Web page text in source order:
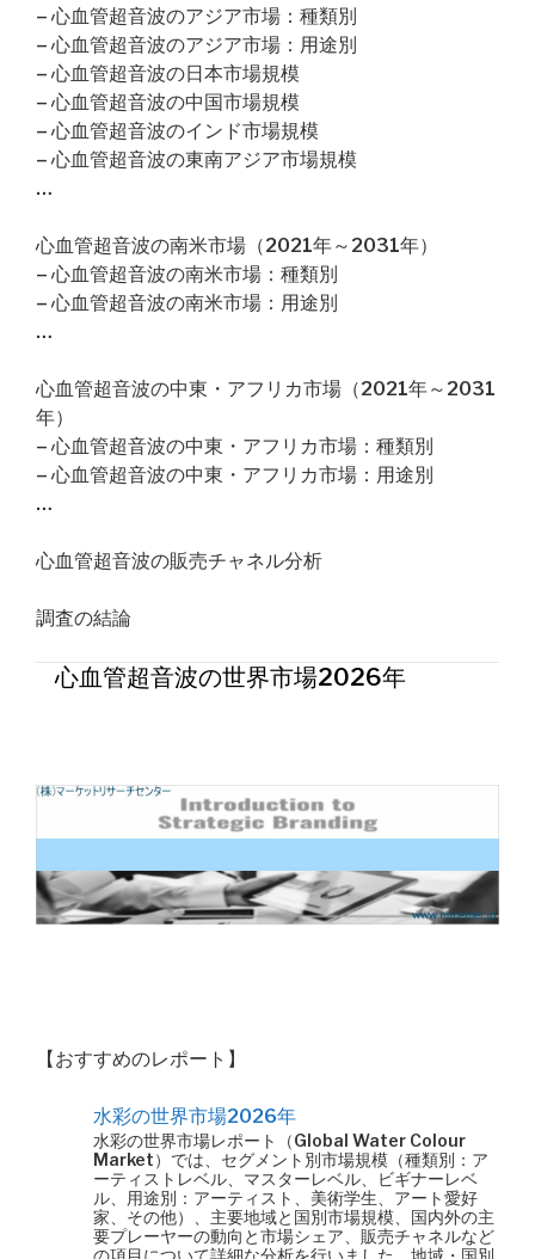
– 心血管超音波のアジア市場：種類別
– 心血管超音波のアジア市場：用途別
– 心血管超音波の日本市場規模
– 心血管超音波の中国市場規模
– 心血管超音波のインド市場規模
– 心血管超音波の東南アジア市場規模
…
心血管超音波の南米市場（2021年～2031年）
– 心血管超音波の南米市場：種類別
– 心血管超音波の南米市場：用途別
…
心血管超音波の中東・アフリカ市場（2021年～2031
年）
– 心血管超音波の中東・アフリカ市場：種類別
– 心血管超音波の中東・アフリカ市場：用途別
…
心血管超音波の販売チャネル分析
調査の結論
心血管超音波の世界市場2026年
【おすすめのレポート】
水彩の世界市場2026年
水彩の世界市場レポート（Global Water Colour
Market）では、セグメント別市場規模（種類別：ア
ーティストレベル、マスターレベル、ビギナーレベ
ル、用途別：アーティスト、美術学生、アート愛好
家、その他）、主要地域と国別市場規模、国内外の主
要プレーヤーの動向と市場シェア、販売チャネルなど
の項目について詳細な分析を行いました。地域・国別